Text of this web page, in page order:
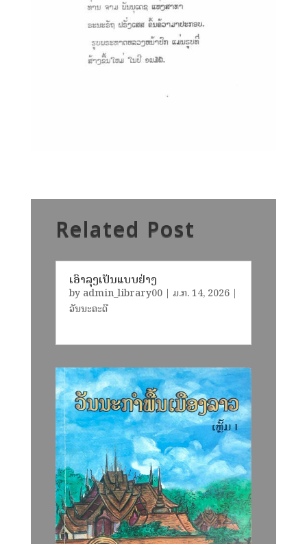
Related Post
ເອົາລຸງເປັນແບບຢ່າງ
by admin_library00| ມ.ກ. 14, 2026|
ວັນນະຄະດີ